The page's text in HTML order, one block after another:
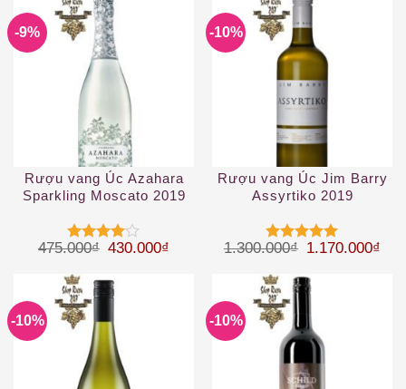
-9%
Rượu vang Úc Azahara
Sparkling Moscato 2019
Được
45 sao
475.000₫ Giá gốc là: 475.000₫.
430.000₫ Giá hiện tại là: 430.000₫.
-10%
Rượu vang Úc Jim Barry
Assyrtiko 2019
Được xếp
sao
1.300.000₫ Giá gốc là:
1.170.000₫
-10% -10%